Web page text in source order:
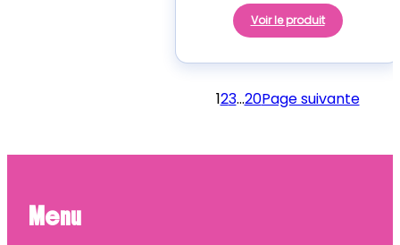
Voir le produit
123…20Page suivante
Menu